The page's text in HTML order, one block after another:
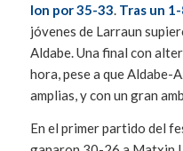
Ion por 35-33. Tras un
jóvenes de Larraun
Aldabe. Una final con
hora, pese a que Aldabe-
amplias, y con un gran
En el primer partido del